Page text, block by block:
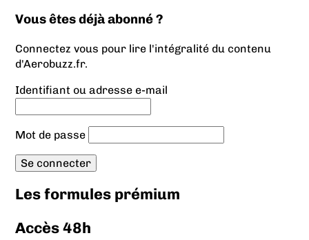
Vous êtes déjà abonné ?
Connectez vous pour lire l'intégralité du contenu
d'Aerobuzz.fr.
Identifiant ou adresse e-mail
Mot de passe
Les formules prémium
Accès 48h